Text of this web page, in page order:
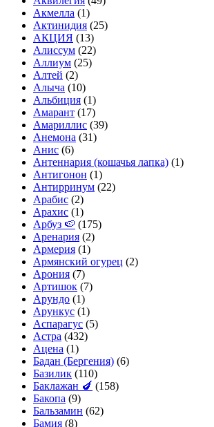
Акмелла (1)
Актинидия (25)
АКЦИЯ (13)
Алиссум (22)
Аллиум (25)
Алтей (2)
Алыча (10)
Альбиция (1)
Амарант (17)
Амариллис (39)
Анемона (31)
Анис (6)
Антеннария (кошачья лапка) (1)
Антигонон (1)
Антирринум (22)
Арабис (2)
Арахис (1)
Арбуз 🍉 (175)
Аренария (2)
Армерия (1)
Армянский огурец (2)
Арония (7)
Артишок (7)
Арундо (1)
Арункус (1)
Аспарагус (5)
Астра (432)
Ацена (1)
Бадан (Бергения) (6)
Базилик (110)
Баклажан 🍆 (158)
Бакопа (9)
Бальзамин (62)
Бамия (8)